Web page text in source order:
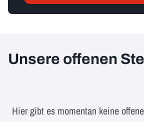
Unsere offenen
Hier gibt es momentan keine